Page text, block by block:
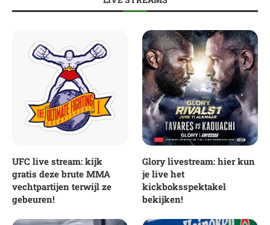
UFC live stream: kijk
gratis deze brute MMA
vechtpartijen terwijl ze
gebeuren!
Glory livestream: hier kun
je live het
kickboksspektakel
bekijken!